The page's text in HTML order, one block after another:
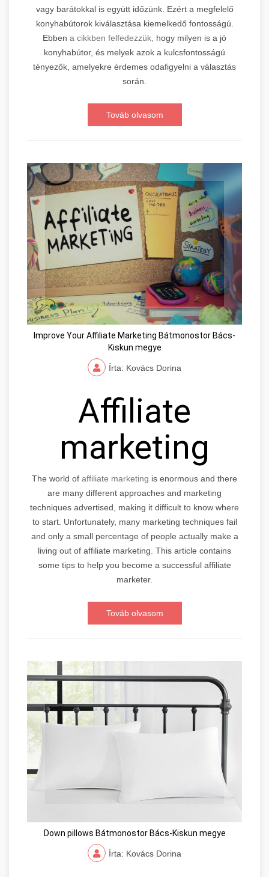
vagy barátokkal is együtt időzünk. Ezért a megfelelő
konyhabútorok kiválasztása kiemelkedő fontosságú.
Ebben a cikkben felfedezzük, hogy milyen is a jó
konyhabútor, és melyek azok a kulcsfontosságú
tényezők, amelyekre érdemes odafigyelni a választás
során.
Továb olvasom
Improve Your Affiliate Marketing Bátmonostor Bács-
Kiskun megye
Írta: Kovács Dorina
Affiliate
marketing
The world of affiliate marketing is enormous and there
are many different approaches and marketing
techniques advertised, making it difficult to know where
to start. Unfortunately, many marketing techniques fail
and only a small percentage of people actually make a
living out of affiliate marketing. This article contains
some tips to help you become a successful affiliate
marketer.
Továb olvasom
Down pillows Bátmonostor Bács-Kiskun megye
Írta: Kovács Dorina